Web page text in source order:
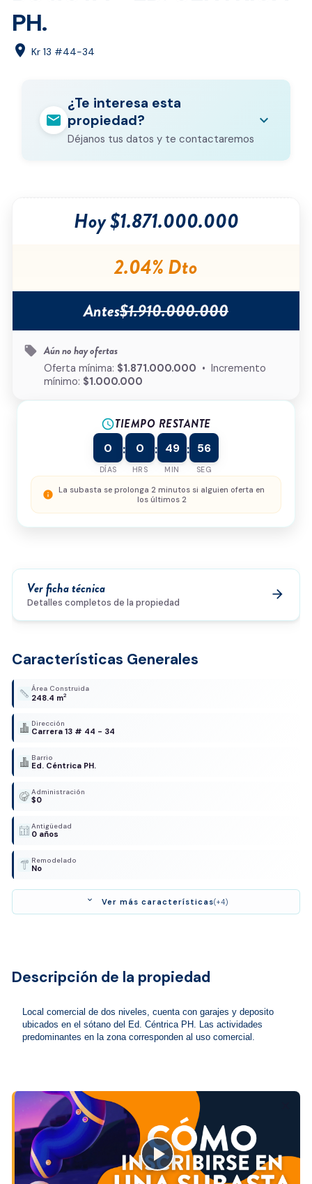
PH.
location_on Kr 13 #44-34
mail
¿Te interesa esta
propiedad?
Déjanos tus datos y te contactaremos
expand_more
Correo electrónico
¿Cómo podemos ayudarte?
política de privacidady el
tratamiento de
Enviar solicitud
Hoy $1.871.000.000
2.04% Dto
Antes$1.910.000.000
local_offer Aún no hay ofertas
Oferta mínima: $1.871.000.000 • Incremento
mínimo: $1.000.000
scheduleTIEMPO RESTANTE
0
DÍAS
: 0
HRS
: 49
MIN
: 56
SEG
info La subasta se prolonga 2 minutos si alguien oferta en
los últimos 2
Ver ficha técnica
Detalles completos de la propiedad
arrow_forward
Características Generales
Área Construida
248.4 m2
Dirección
Carrera 13 # 44 - 34
Barrio
Ed. Céntrica PH.
Administración
$0
Antigüedad
0 años
Remodelado
No
expand_more Ver más características(+4)
Descripción de la propiedad
Local comercial de dos niveles, cuenta con garajes y deposito
ubicados en el sótano del Ed. Céntrica PH. Las actividades
predominantes en la zona corresponden al uso comercial.